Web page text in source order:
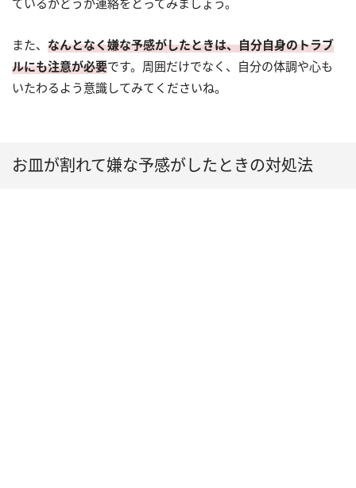
また、 なんとなく嫌な予感がしたときは、自分自身のトラブ
ルにも注意が必要です。周囲だけでなく、自分の体調や心も
いたわるよう意識してみてくださいね。
お皿が割れて嫌な予感がしたときの対処法